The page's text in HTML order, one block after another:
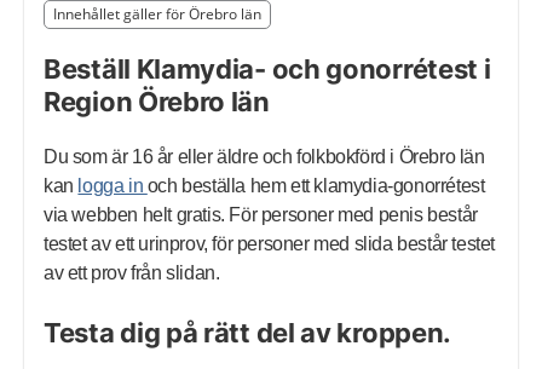
Nedan innehåll gäller region Örebro län
Innehållet gäller för Örebro län
Beställ Klamydia- och gonorrétest i
Region Örebro län
Du som är 16 år eller äldre och folkbokförd i Örebro län
kan logga in och beställa hem ett klamydia-gonorrétest
via webben helt gratis. För personer med penis består
testet av ett urinprov, för personer med slida består testet
av ett prov från slidan.
Testa dig på rätt del av kroppen.
Slut på det regionala tillägget från region Örebro län